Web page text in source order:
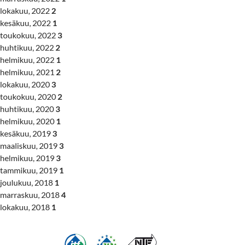
lokakuu, 2022 2
kesäkuu, 2022 1
toukokuu, 2022 3
huhtikuu, 2022 2
helmikuu, 2022 1
helmikuu, 2021 2
lokakuu, 2020 3
toukokuu, 2020 2
huhtikuu, 2020 3
helmikuu, 2020 1
kesäkuu, 2019 3
maaliskuu, 2019 3
helmikuu, 2019 3
tammikuu, 2019 1
joulukuu, 2018 1
marraskuu, 20184
lokakuu, 2018 1